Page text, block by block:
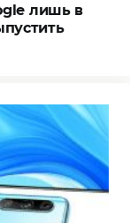
лишь в